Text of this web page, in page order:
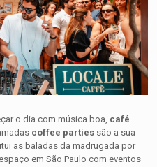
o dia com música boa, café
coffee parties são a sua
as baladas da madrugada por
em São Paulo com eventos